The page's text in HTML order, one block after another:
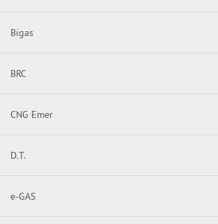
Bigas
BRC
CNG Emer
D.T.
e-GAS